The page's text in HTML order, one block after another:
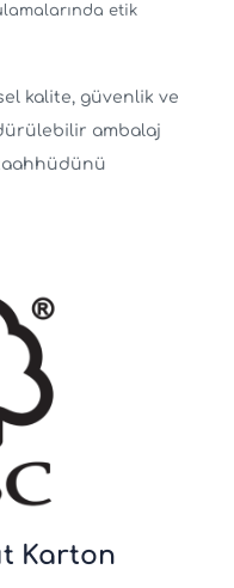
etik
kalite, güvenlik ve
ambalaj
Karton